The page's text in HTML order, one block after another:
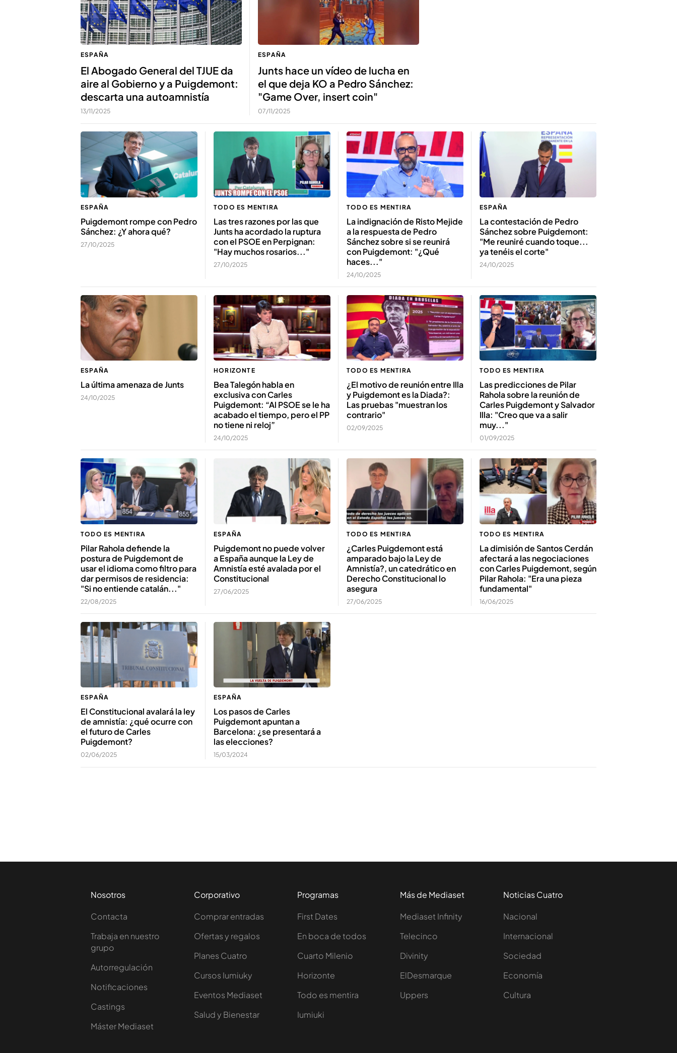
ESPAÑA
El Abogado General del TJUE da
aire al Gobierno y a Puigdemont:
descarta una autoamnistía
13/11/2025
ESPAÑA
Junts hace un vídeo de lucha en
el que deja KO a Pedro Sánchez:
"Game Over, insert coin"
07/11/2025
ESPAÑA
Puigdemont rompe con Pedro
Sánchez: ¿Y ahora qué?
27/10/2025
TODO ES MENTIRA
Las tres razones por las que
Junts ha acordado la ruptura
con el PSOE en Perpignan:
"Hay muchos rosarios..."
27/10/2025
TODO ES MENTIRA
La indignación de Risto Mejide
a la respuesta de Pedro
Sánchez sobre si se reunirá
con Puigdemont: "¿Qué
haces..."
24/10/2025
ESPAÑA
La contestación de Pedro
Sánchez sobre Puigdemont:
"Me reuniré cuando toque...
ya tenéis el corte"
24/10/2025
ESPAÑA
La última amenaza de Junts
24/10/2025
HORIZONTE
Bea Talegón habla en
exclusiva con Carles
Puigdemont: “Al PSOE se le ha
acabado el tiempo, pero el PP
no tiene ni reloj”
24/10/2025
TODO ES MENTIRA
¿El motivo de reunión entre Illa
y Puigdemont es la Diada?:
Las pruebas "muestran los
contrario"
02/09/2025
TODO ES MENTIRA
Las predicciones de Pilar
Rahola sobre la reunión de
Carles Puigdemont y Salvador
Illa: "Creo que va a salir
muy..."
01/09/2025
TODO ES MENTIRA
Pilar Rahola defiende la
postura de Puigdemont de
usar el idioma como filtro para
dar permisos de residencia:
"Si no entiende catalán..."
22/08/2025
ESPAÑA
Puigdemont no puede volver
a España aunque la Ley de
Amnistía esté avalada por el
Constitucional
27/06/2025
TODO ES MENTIRA
¿Carles Puigdemont está
amparado bajo la Ley de
Amnistía?, un catedrático en
Derecho Constitucional lo
asegura
27/06/2025
TODO ES MENTIRA
La dimisión de Santos Cerdán
afectará a las negociaciones
con Carles Puigdemont, según
Pilar Rahola: "Era una pieza
fundamental"
16/06/2025
ESPAÑA
El Constitucional avalará la ley
de amnistía: ¿qué ocurre con
el futuro de Carles
Puigdemont?
02/06/2025
ESPAÑA
Los pasos de Carles
Puigdemont apuntan a
Barcelona: ¿se presentará a
las elecciones?
15/03/2024
Nosotros
Contacta
Trabaja en nuestro
grupo
Autorregulación
Notificaciones
Castings
Máster Mediaset
Corporativo
Comprar entradas
Ofertas y regalos
Planes Cuatro
Cursos Iumiuky
Eventos Mediaset
Salud y Bienestar
Programas
First Dates
En boca de todos
Cuarto Milenio
Horizonte
Todo es mentira
Iumiuki
Más de Mediaset
Mediaset Infinity
Telecinco
Divinity
ElDesmarque
Uppers
Noticias Cuatro
Nacional
Internacional
Sociedad
Economía
Cultura